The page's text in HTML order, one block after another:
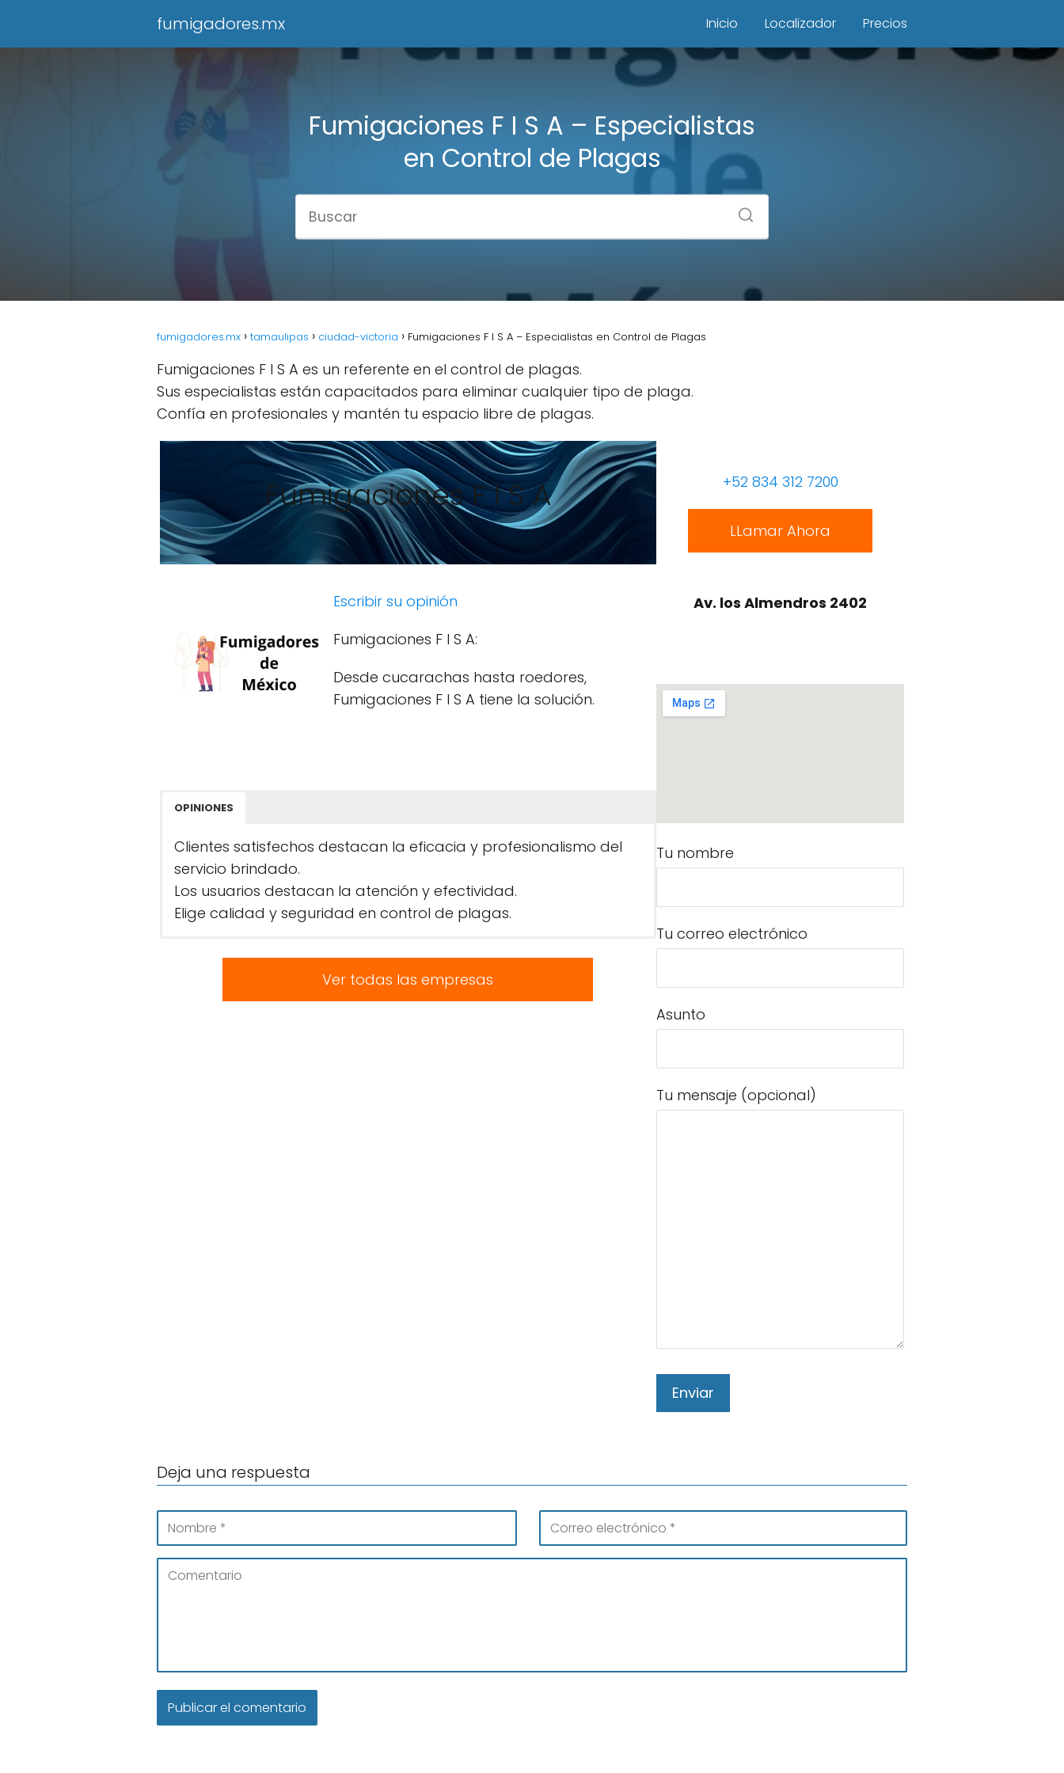
fumigadores.mx Inicio Localizador Precios
Fumigaciones F I S A – Especialistas
en Control de Plagas
fumigadores.mx tamaulipas ciudad-victoria Fumigaciones F I S A – Especialistas en Control de Plagas
Fumigaciones F I S A es un referente en el control de plagas.
Sus especialistas están capacitados para eliminar cualquier tipo de plaga.
Confía en profesionales y mantén tu espacio libre de plagas.
Fumigaciones F I S A
Escribir su opinión
Fumigaciones F I S A:
Desde cucarachas hasta roedores,
Fumigaciones F I S A tiene la solución.
OPINIONES
Clientes satisfechos destacan la eficacia y profesionalismo del
servicio brindado.
Los usuarios destacan la atención y efectividad.
Elige calidad y seguridad en control de plagas.
Ver todas las empresas
+52 834 312 7200
LLamar Ahora
Av. los Almendros 2402
Tu nombre
Tu correo electrónico
Asunto
Tu mensaje (opcional)
Deja una respuesta